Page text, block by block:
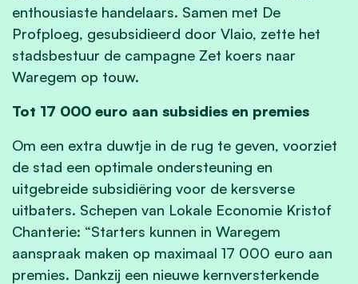
enthousiaste handelaars. Samen met De
Profploeg, gesubsidieerd door Vlaio, zette het
stadsbestuur de campagne Zet koers naar
Waregem op touw.
Tot 17 000 euro aan subsidies en premies
Om een extra duwtje in de rug te geven, voorziet
de stad een optimale ondersteuning en
uitgebreide subsidiëring voor de kersverse
uitbaters. Schepen van Lokale Economie Kristof
Chanterie: “Starters kunnen in Waregem
aanspraak maken op maximaal 17 000 euro aan
premies. Dankzij een nieuwe kernversterkende